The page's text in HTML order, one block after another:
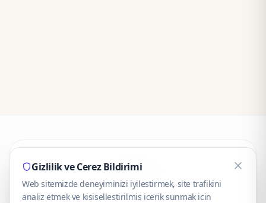
CaseOnn
© 2025 CaseOnn. Tüm hakları saklıdır.
Gizlilik ve Cerez Bildirimi
Web sitemizde deneyiminizi iyilestirmek, site trafikini
analiz etmek ve kisisellestirilmis icerik sunmak icin